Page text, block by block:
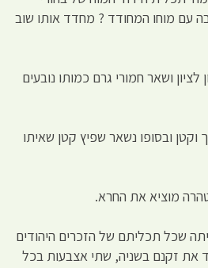
עם מוחו המחודד ? מחדד אותו שוב
ושאר חמורי גרם כמותו נובעים
וקטן ובסופו נשאר שפיץ קטן שאיתו
מוציא את החרא.
שכל תכליתם של הזכרים היהודים
את זקנם בשניה, שתי אצבעות בכל